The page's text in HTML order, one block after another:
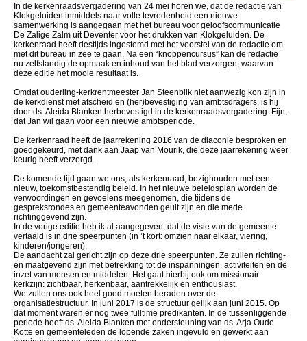
In de kerkenraadsvergadering van 24 mei horen we, dat de redactie van
Klokgeluiden inmiddels naar volle tevredenheid een nieuwe
samenwerking is aangegaan met het bureau voor geloofscommunicatie
De Zalige Zalm uit Deventer voor het drukken van Klokgeluiden. De
kerkenraad heeft destijds ingestemd met het voorstel van de redactie om
met dit bureau in zee te gaan. Na een “knoppencursus” kan de redactie
nu zelfstandig de opmaak en inhoud van het blad verzorgen, waarvan
deze editie het mooie resultaat is.
Omdat ouderling-kerkrentmeester Jan Steenblik niet aanwezig kon zijn in
de kerkdienst met afscheid en (her)bevestiging van ambtsdragers, is hij
door ds. Aleida Blanken herbevestigd in de kerkenraadsvergadering. Fijn,
dat Jan wil gaan voor een nieuwe ambtsperiode.
De kerkenraad heeft de jaarrekening 2016 van de diaconie besproken en
goedgekeurd, met dank aan Jaap van Mourik, die deze jaarrekening weer
keurig heeft verzorgd.
De komende tijd gaan we ons, als kerkenraad, bezighouden met een
nieuw, toekomstbestendig beleid. In het nieuwe beleidsplan worden de
verwoordingen en gevoelens meegenomen, die tijdens de
gespreksrondes en gemeenteavonden geuit zijn en die mede
richtinggevend zijn.
In de vorige editie heb ik al aangegeven, dat de visie van de gemeente
vertaald is in drie speerpunten (in ’t kort: omzien naar elkaar, viering,
kinderen/jongeren).
De aandacht zal gericht zijn op deze drie speerpunten. Ze zullen richting-
en maatgevend zijn met betrekking tot de inspanningen, activiteiten en de
inzet van mensen en middelen. Het gaat hierbij ook om missionair
kerkzijn: zichtbaar, herkenbaar, aantrekkelijk en enthousiast.
We zullen ons ook heel goed moeten beraden over de
organisatiestructuur. In juni 2017 is de structuur gelijk aan juni 2015. Op
dat moment waren er nog twee fulltime predikanten. In de tussenliggende
periode heeft ds. Aleida Blanken met ondersteuning van ds. Arja Oude
Kotte en gemeenteleden de lopende zaken ingevuld en gewerkt aan